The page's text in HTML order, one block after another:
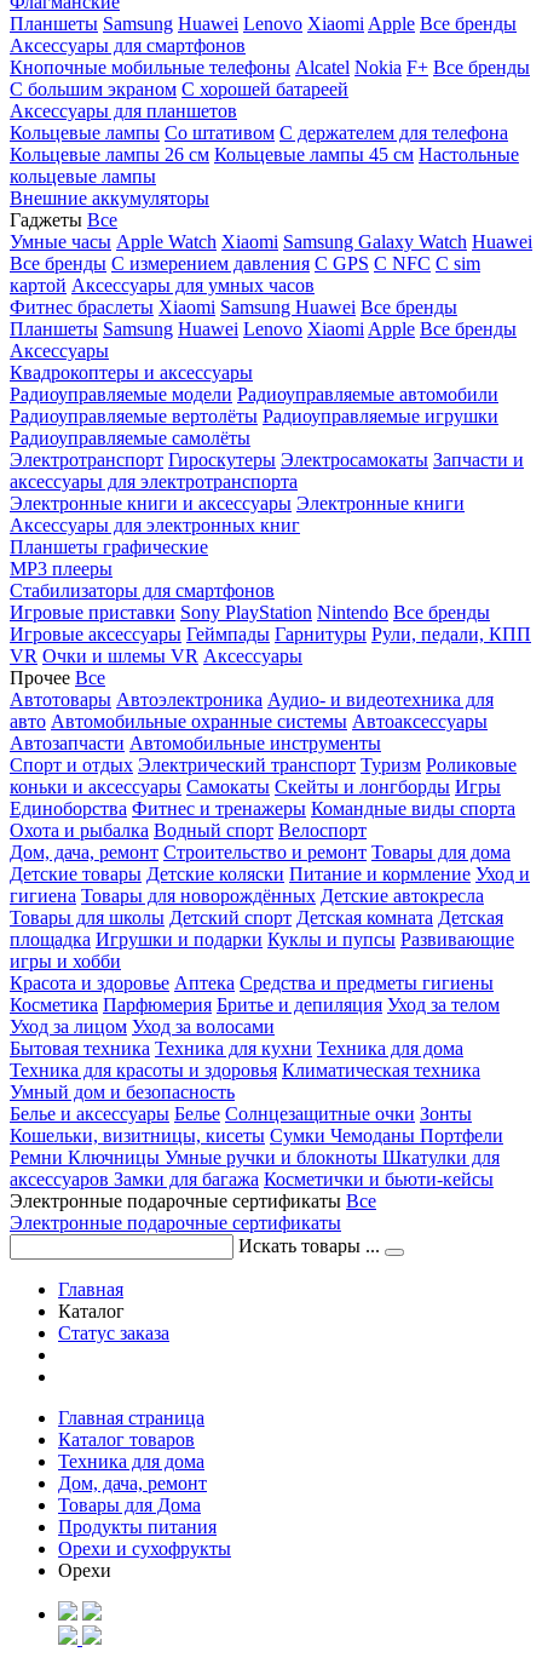
Планшеты Samsung Huawei Lenovo Xiaomi Apple Все бренды
Аксессуары для смартфонов
Кнопочные мобильные телефоны Alcatel Nokia F+ Все бренды
С большим экраном С хорошей батареей
Аксессуары для планшетов
Кольцевые лампы Со штативом C держателем для телефона
Кольцевые лампы 26 см Кольцевые лампы 45 см Настольные
кольцевые лампы
Внешние аккумуляторы
Гаджеты Все
Умные часы Apple Watch Xiaomi Samsung Galaxy Watch Huawei
Все бренды C измерением давления C GPS C NFC C sim
картой Аксессуары для умных часов
Фитнес браслеты Xiaomi Samsung Huawei Все бренды
Планшеты Samsung Huawei Lenovo Xiaomi Apple Все бренды
Аксессуары
Квадрокоптеры и аксессуары
Радиоуправляемые модели Радиоуправляемые автомобили
Радиоуправляемые вертолёты Радиоуправляемые игрушки
Радиоуправляемые самолёты
Электротранспорт Гироскутеры Электросамокаты Запчасти и
аксессуары для электротранспорта
Электронные книги и аксессуары Электронные книги
Аксессуары для электронных книг
Планшеты графические
MP3 плееры
Стабилизаторы для смартфонов
Игровые приставки Sony PlayStation Nintendo Все бренды
Игровые аксессуары Геймпады Гарнитуры Рули, педали, КПП
VR Очки и шлемы VR Аксессуары
Прочее Все
Автотовары Автоэлектроника Аудио- и видеотехника для
авто Автомобильные охранные системы Автоаксессуары
Автозапчасти Автомобильные инструменты
Спорт и отдых Электрический транспорт Туризм Роликовые
коньки и аксессуары Самокаты Скейты и лонгборды Игры
Единоборства Фитнес и тренажеры Командные виды спорта
Охота и рыбалка Водный спорт Велоспорт
Дом, дача, ремонт Строительство и ремонт Товары для дома
Детские товары Детские коляски Питание и кормление Уход и
гигиена Товары для новорождённых Детские автокресла
Товары для школы Детский спорт Детская комната Детская
площадка Игрушки и подарки Куклы и пупсы Развивающие
игры и хобби
Красота и здоровье Аптека Средства и предметы гигиены
Косметика Парфюмерия Бритье и депиляция Уход за телом
Уход за лицом Уход за волосами
Бытовая техника Техника для кухни Техника для дома
Техника для красоты и здоровья Климатическая техника
Умный дом и безопасность
Белье и аксессуары Белье Солнцезащитные очки Зонты
Кошельки, визитницы, кисеты Сумки Чемоданы Портфели
Ремни Ключницы Умные ручки и блокноты Шкатулки для
аксессуаров Замки для багажа Косметички и бьюти-кейсы
Электронные подарочные сертификаты Все
Электронные подарочные сертификаты
Искать товары ...
Главная
Каталог
Статус заказа
Главная страница
Каталог товаров
Техника для дома
Дом, дача, ремонт
Товары для Дома
Продукты питания
Орехи и сухофрукты
Орехи